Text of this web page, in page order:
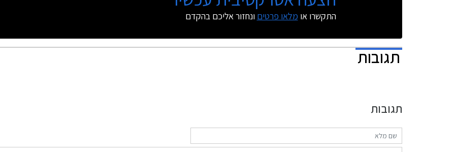
התקשרו או מלאו פרטים ונחזור אליכם בהקדם
תגובות
תגובות